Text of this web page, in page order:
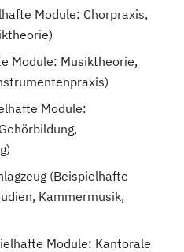
Module: Chorpraxis,
Module: Musiktheorie,
Module:
(Beispielhafte
Kammermusik,
Module: Kantorale